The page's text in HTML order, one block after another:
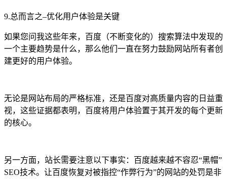
9.总而言之–优化用户体验是关键
如果您问我这些年来，百度（不断变化的）搜索算法中发现的
一个主要趋势是什么，那么他们一直在努力鼓励网站所有者创
建更好的用户体验。
无论是网站布局的严格标准，还是百度对高质量内容的日益重
视，这些证据都表明，百度将用户体验置于其开发的每个更新
的核心。
另一方面，站长需要注意以下事实：百度越来越不容忍“黑帽”
SEO技术。让百度恢复对被指控“作弊行为”的网站的处罚是非